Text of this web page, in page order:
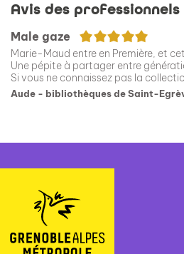
Avis des professionnels
Male gaze 5/5
Marie-Maud entre en Première, et
Une pépite à partager entre
Si vous ne connaissez pas la
Aude - bibliothèques de Saint-